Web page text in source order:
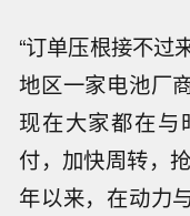
“订单压根接不过
地区一家电池厂
现在大家都在与
付，加快周转，
年以来，在动力